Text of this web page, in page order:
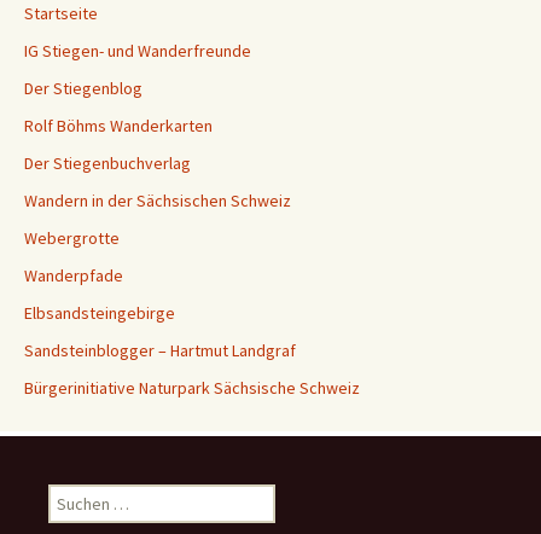
Startseite
IG Stiegen- und Wanderfreunde
Der Stiegenblog
Rolf Böhms Wanderkarten
Der Stiegenbuchverlag
Wandern in der Sächsischen Schweiz
Webergrotte
Wanderpfade
Elbsandsteingebirge
Sandsteinblogger – Hartmut Landgraf
Bürgerinitiative Naturpark Sächsische Schweiz
Suchen
nach: